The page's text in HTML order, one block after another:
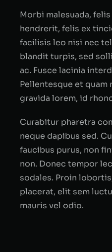
Morbi malesuada,
hendrerit, felis ex
facilisis leo nisi nec
blandit turpis, sed
ac. Fusce lacinia
Pellentesque et quam
gravida lorem, id
Curabitur pharetra
neque dapibus sed.
faucibus purus, non
non. Donec tempor
sodales. Proin
placerat, elit sem
mauris vel odio.